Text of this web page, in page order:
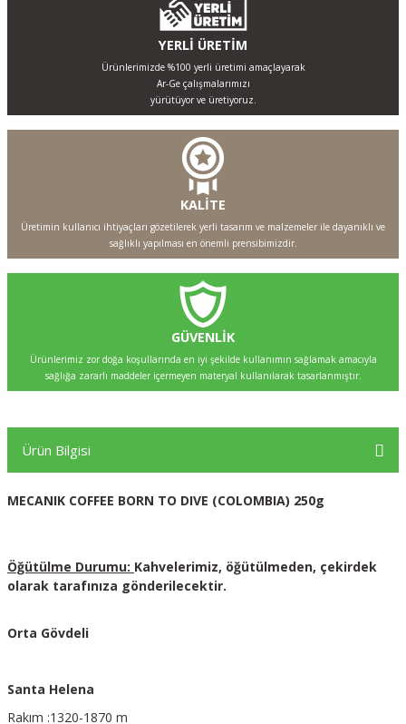
YERLİ ÜRETİM
Ürünlerimizde %100 yerli üretimi amaçlayarak
Ar-Ge çalışmalarımızı
yürütüyor ve üretiyoruz.
KALİTE
Üretimin kullanıcı ihtiyaçları gözetilerek yerli tasarım ve malzemeler ile dayanıklı ve
sağlıklı yapılması en önemli prensibimizdir.
GÜVENLİK
Ürünlerimiz zor doğa koşullarında en iyi şekilde kullanımın sağlamak amacıyla
sağlığa zararlı maddeler içermeyen materyal kullanılarak tasarlanmıştır.
Ürün Bilgisi
MECANIK COFFEE BORN TO DIVE (COLOMBIA) 250g
Öğütülme Durumu: Kahvelerimiz, öğütülmeden, çekirdek
olarak tarafınıza gönderilecektir.
Orta Gövdeli
Santa Helena
Rakım :1320-1870 m